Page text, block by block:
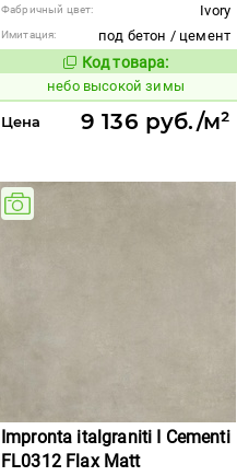
Фабричный цвет: Ivory
Имитация:
под бетон / цемент
Код товара:
1111407 Код товара:
небо высокой зимы
Цена 9 136 руб./м²
Impronta italgraniti I Cementi
FL0312 Flax Matt